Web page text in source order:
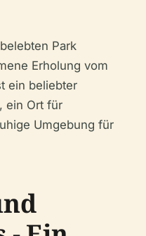
Park
Erholung vom
ein beliebter
ein Ort für
Umgebung für